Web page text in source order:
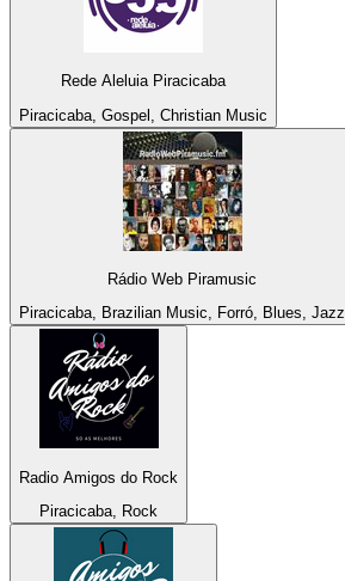
Rede Aleluia Piracicaba
Piracicaba, Gospel, Christian Music
Rádio Web Piramusic
Piracicaba, Brazilian Music, Forró, Blues, Jazz
Radio Amigos do Rock
Piracicaba, Rock